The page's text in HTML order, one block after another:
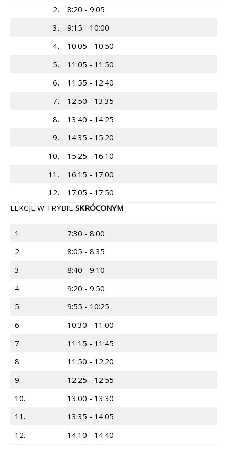
2.
8:20 - 9:05
3.
9:15 - 10:00
4.
10:05 - 10:50
5.
11:05 - 11:50
6.
11:55 - 12:40
7.
12:50 - 13:35
8.
13:40 - 14:25
9.
14:35 - 15:20
10.
15:25 - 16:10
11.
16:15 - 17:00
12.
17:05 - 17:50
LEKCJE W TRYBIE SKRÓCONYM
1.
7:30 - 8:00
2.
8:05 - 8:35
3.
8:40 - 9:10
4.
9:20 - 9:50
5.
9:55 - 10:25
6.
10:30 - 11:00
7.
11:15 - 11:45
8.
11:50 - 12:20
9.
12:25 - 12:55
10.
13:00 - 13:30
11.
13:35 - 14:05
12.
14:10 - 14:40